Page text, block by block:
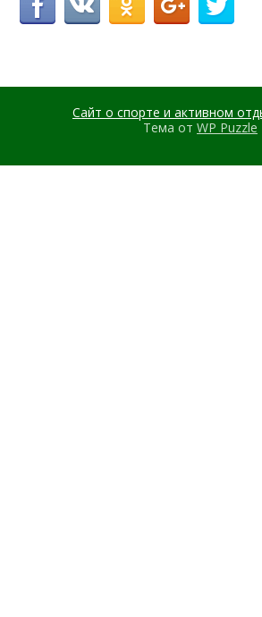
Сайт о спорте и активном
Тема от WP Puzzle